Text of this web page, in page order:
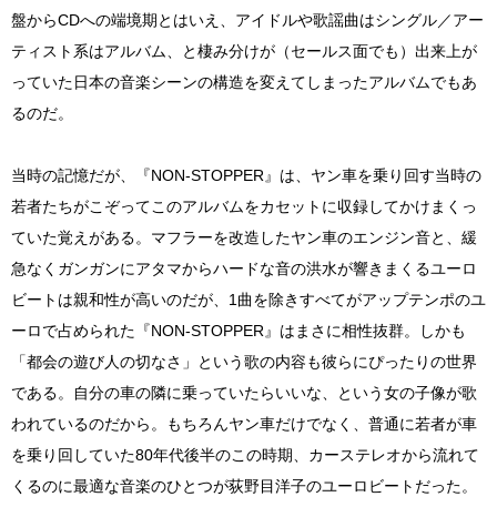
盤からCDへの端境期とはいえ、アイドルや歌謡曲はシングル／アー
ティスト系はアルバム、と棲み分けが（セールス面でも）出来上が
っていた日本の音楽シーンの構造を変えてしまったアルバムでもあ
るのだ。
当時の記憶だが、『NON-STOPPER』は、ヤン車を乗り回す当時の
若者たちがこぞってこのアルバムをカセットに収録してかけまくっ
ていた覚えがある。マフラーを改造したヤン車のエンジン音と、緩
急なくガンガンにアタマからハードな音の洪水が響きまくるユーロ
ビートは親和性が高いのだが、1曲を除きすべてがアップテンポのユ
ーロで占められた『NON-STOPPER』はまさに相性抜群。しかも
「都会の遊び人の切なさ」という歌の内容も彼らにぴったりの世界
である。自分の車の隣に乗っていたらいいな、という女の子像が歌
われているのだから。もちろんヤン車だけでなく、普通に若者が車
を乗り回していた80年代後半のこの時期、カーステレオから流れて
くるのに最適な音楽のひとつが荻野目洋子のユーロビートだった。